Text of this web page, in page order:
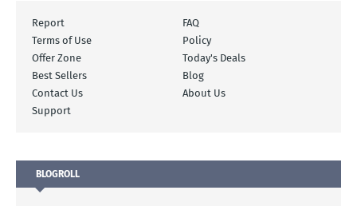
Report
FAQ
Terms of Use
Policy
Offer Zone
Today's Deals
Best Sellers
Blog
Contact Us
About Us
Support
BLOGROLL